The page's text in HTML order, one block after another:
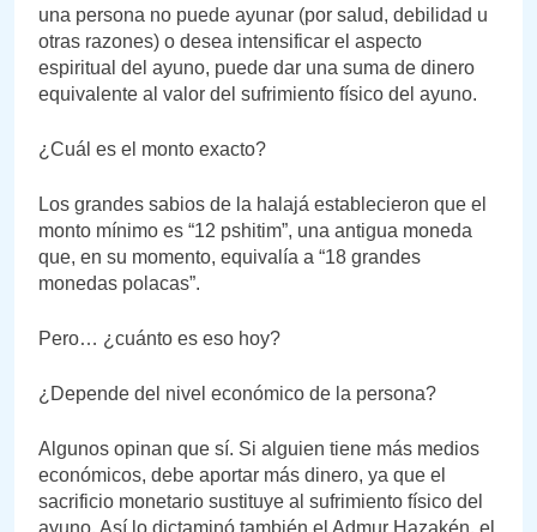
una persona no puede ayunar (por salud, debilidad u
otras razones) o desea intensificar el aspecto
espiritual del ayuno, puede dar una suma de dinero
equivalente al valor del sufrimiento físico del ayuno.
¿Cuál es el monto exacto?
Los grandes sabios de la halajá establecieron que el
monto mínimo es “12 pshitim”, una antigua moneda
que, en su momento, equivalía a “18 grandes
monedas polacas”.
Pero… ¿cuánto es eso hoy?
¿Depende del nivel económico de la persona?
Algunos opinan que sí. Si alguien tiene más medios
económicos, debe aportar más dinero, ya que el
sacrificio monetario sustituye al sufrimiento físico del
ayuno. Así lo dictaminó también el Admur Hazakén, el